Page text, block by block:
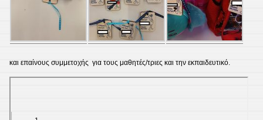
και επαίνους συμμετοχής για τους μαθητές/τριες και την εκπαιδευτικό.